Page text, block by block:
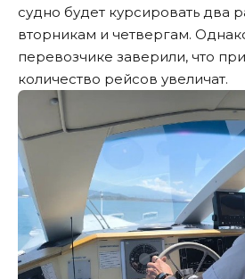
судно будет курсировать два
вторникам и четвергам.
перевозчике заверили, что
количество рейсов увеличат.